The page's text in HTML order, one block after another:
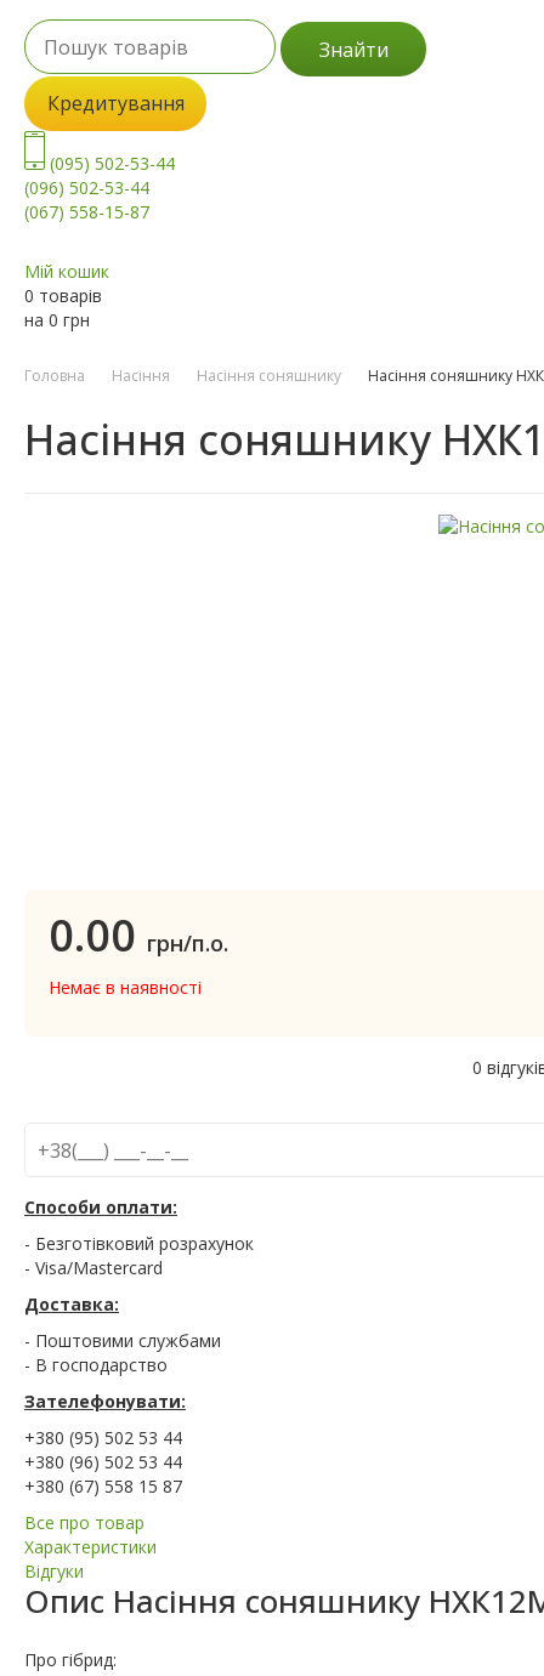
Знайти
Кредитування
(095) 502-53-44
(096) 502-53-44
(067) 558-15-87
Мій кошик
0 товарів
на 0 грн
Головна Насіння Насіння соняшнику Насіння соняшнику
Насіння соняшнику
0.00 грн/п.о.
Немає в наявності
0
Способи оплати:
- Безготівковий розрахунок
- Visa/Mastercard
Доставка:
- Поштовими службами
- В господарство
Зателефонувати:
+380 (95) 502 53 44
+380 (96) 502 53 44
+380 (67) 558 15 87
Все про товар
Характеристики
Відгуки
Опис Насіння соняшнику
Про гібрид: